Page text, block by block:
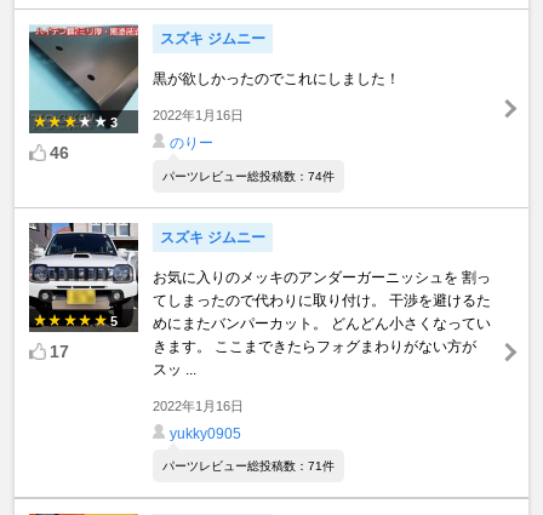
3
46
スズキ ジムニー
黒が欲しかったのでこれにしました！
2022年1月16日
のりー
パーツレビュー総投稿数：74件
5
17
スズキ ジムニー
お気に入りのメッキのアンダーガーニッシュを 割っ
てしまったので代わりに取り付け。 干渉を避けるた
めにまたバンパーカット。 どんどん小さくなってい
きます。 ここまできたらフォグまわりがない方が
スッ ...
2022年1月16日
yukky0905
パーツレビュー総投稿数：71件